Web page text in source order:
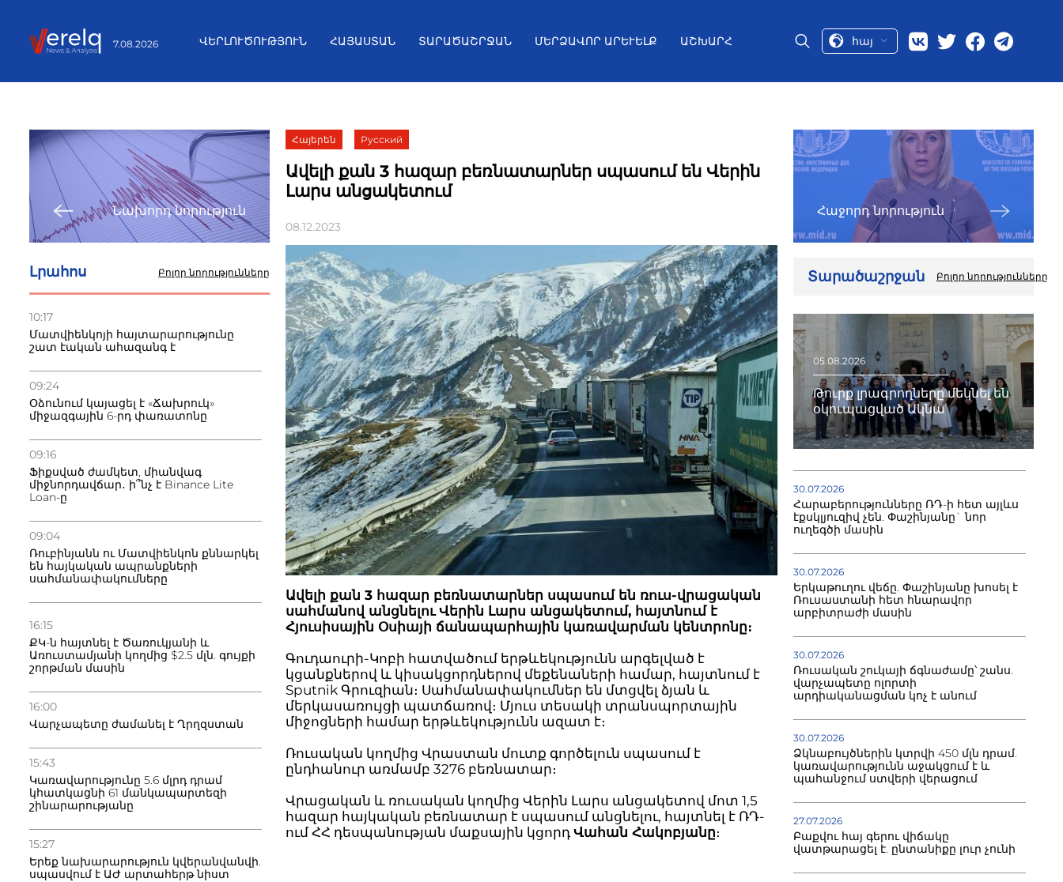
7.08.2026 ՎԵՐԼՈՒԾՈՒԹՅՈՒՆ ՀԱՅԱՍՏԱՆ ՏԱՐԱԾԱՇՐՋԱՆ ՄԵՐՁԱՎՈՐ ԱՐԵՒԵԼՔ ԱՇԽԱՐՀ հայ
Նախորդ նորություն
Լրահոս Բոլոր նորությունները
10:17
Մատվիենկոյի հայտարարությունը
շատ էական ահազանգ է
09:24
Օձունում կայացել է «Ճախրուկ»
միջազգային 6-րդ փառատոնը
09:16
Ֆիքսված ժամկետ, միանվագ
միջնորդավճար․ ի՞նչ է Binance Lite
Loan-ը
09:04
Ռուբինյանն ու Մատվիենկոն քննարկել
են հայկական ապրանքների
սահմանափակումները
16:15
ՔԿ-ն հայտնել է Ծառուկյանի և
Առուստամյանի կողմից $2.5 մլն. գույքի
շորթման մասին
16:00
Վարչապետը ժամանել է Ղրղզստան
15:43
Կառավարությունը 5.6 մլրդ դրամ
կհատկացնի 61 մանկապարտեզի
շինարարությանը
15:27
Երեք նախարարություն կվերանվանվի.
սպասվում է ԱԺ արտահերթ նիստ
Հայերեն Русский
Ավելի քան 3 հազար բեռնատարներ սպասում են Վերին
Լարս անցակետում
08.12.2023
Ավելի քան 3 հազար բեռնատարներ սպասում են ռուս-վրացական
սահմանով անցնելու Վերին Լարս անցակետում, հայտնում է
Հյուսիսային Օսիայի ճանապարհային կառավարման կենտրոնը։
Գուդաուրի-Կոբի հատվածում երթևեկությունն արգելված է
կցանքներով և կիսակցորդներով մեքենաների համար, հայտնում է
Sputnik Գրուզիան։ Սահմանափակումներ են մտցվել ձյան և
մերկասառույցի պատճառով։ Մյուս տեսակի տրանսպորտային
միջոցների համար երթևեկությունն ազատ է։
Ռուսական կողմից Վրաստան մուտք գործելուն սպասում է
ընդհանուր առմամբ 3276 բեռնատար։
Վրացական և ռուսական կողմից Վերին Լարս անցակետով մոտ 1,5
հազար հայկական բեռնատար է սպասում անցնելու, հայտնել է ՌԴ-
ում ՀՀ դեսպանության մաքսային կցորդՎահան Հակոբյանը։
Հաջորդ նորություն
Տարածաշրջան Բոլոր նորությունները
05.08.2026
Թուրք լրագրողները մեկնել են
օկուպացված Ակնա
30.07.2026
Հարաբերությունները ՌԴ-ի հետ այլևս
էքսկլյուզիվ չեն. Փաշինյանը` նոր
ուղեգծի մասին
30.07.2026
Երկաթուղու վեճը. Փաշինյանը խոսել է
Ռուսաստանի հետ հնարավոր
արբիտրաժի մասին
30.07.2026
Ռուսական շուկայի ճգնաժամը՝ շանս.
վարչապետը ոլորտի
արդիականացման կոչ է անում
30.07.2026
Ձկնաբույծներին կտրվի 450 մլն դրամ.
կառավարությունն աջակցում է և
պահանջում ստվերի վերացում
27.07.2026
Բաքվու հայ գերու վիճակը
վատթարացել է. ընտանիքը լուր չունի